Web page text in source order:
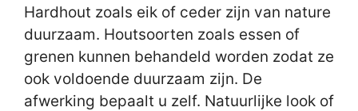
Hardhout zoals eik of ceder zijn van nature
duurzaam. Houtsoorten zoals essen of
grenen kunnen behandeld worden zodat ze
ook voldoende duurzaam zijn. De
afwerking bepaalt u zelf. Natuurlijke look of